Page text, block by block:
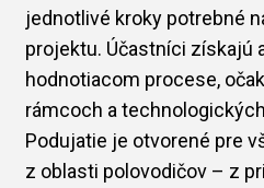
jednotlivé kroky potrebné
projektu. Účastníci získajú
hodnotiacom procese,
rámcoch a
Podujatie je otvorené pre
z oblasti polovodičov – z